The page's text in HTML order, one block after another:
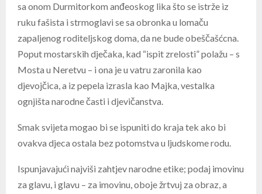
sa onom Durmitorkom anđeoskog lika što se istrže iz
ruku fašista i strmoglavi se sa obronka u lomaču
zapaljenog roditeljskog doma, da ne bude obeščašćcna.
Poput mostarskih dječaka, kad “ispit zrelosti” polažu – s
Mosta u Neretvu – i ona je u vatru zaronila kao
djevojčica, a iz pepela izrasla kao Majka, vestalka
ognjišta narodne časti i djevičanstva.
Smak svijeta mogao bi se ispuniti do kraja tek ako bi
ovakva djeca ostala bez potomstva u ljudskome rodu.
Ispunjavajući najviši zahtjev narodne etike; podaj imovinu
za glavu, i glavu – za imovinu, oboje žrtvuj za obraz, a